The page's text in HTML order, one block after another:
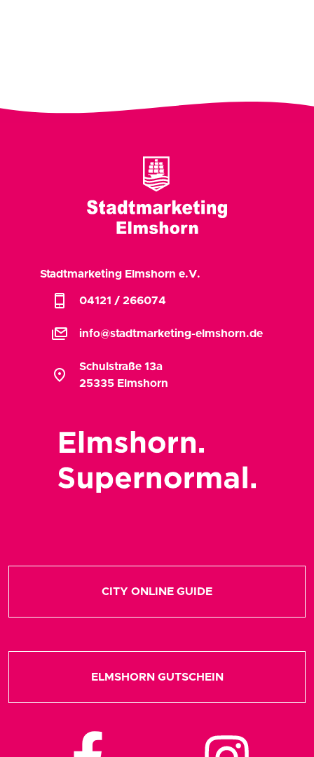
Stadtmarketing Elmshorn e.V.
phone_iphone 04121 / 266074
stacked_email info@stadtmarketing-elmshorn.de
location_on
Schulstraße 13a
25335 Elmshorn
CITY ONLINE GUIDE
ELMSHORN GUTSCHEIN